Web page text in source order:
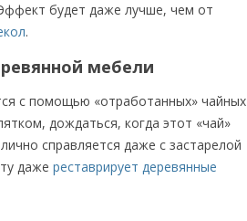
будет даже лучше, чем от
.
мебели
с помощью «отработанных» чайных
дождаться, когда этот «чай»
справляется даже с застарелой
даже реставрирует деревянные